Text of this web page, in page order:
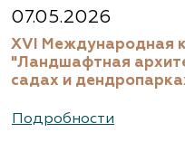
07.05.2026
XVI Международная
"Ландшафтная
садах и
Подробности